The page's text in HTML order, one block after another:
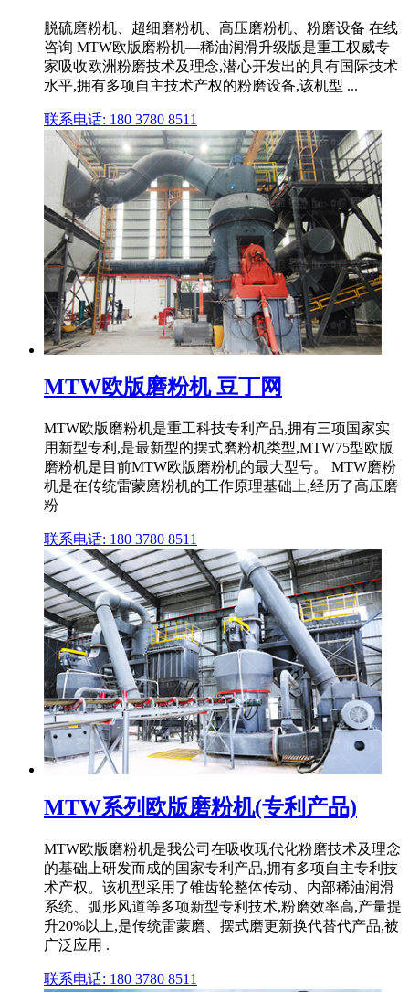
脱硫磨粉机、超细磨粉机、高压磨粉机、粉磨设备 在线
咨询 MTW欧版磨粉机—稀油润滑升级版是重工权威专
家吸收欧洲粉磨技术及理念,潜心开发出的具有国际技术
水平,拥有多项自主技术产权的粉磨设备,该机型 ...
联系电话: 180 3780 8511
MTW欧版磨粉机 豆丁网
MTW欧版磨粉机是重工科技专利产品,拥有三项国家实
用新型专利,是最新型的摆式磨粉机类型,MTW75型欧版
磨粉机是目前MTW欧版磨粉机的最大型号。 MTW磨粉
机是在传统雷蒙磨粉机的工作原理基础上,经历了高压磨
粉
联系电话: 180 3780 8511
MTW系列欧版磨粉机(专利产品)
MTW欧版磨粉机是我公司在吸收现代化粉磨技术及理念
的基础上研发而成的国家专利产品,拥有多项自主专利技
术产权。该机型采用了锥齿轮整体传动、内部稀油润滑
系统、弧形风道等多项新型专利技术,粉磨效率高,产量提
升20%以上,是传统雷蒙磨、摆式磨更新换代替代产品,被
广泛应用 .
联系电话: 180 3780 8511